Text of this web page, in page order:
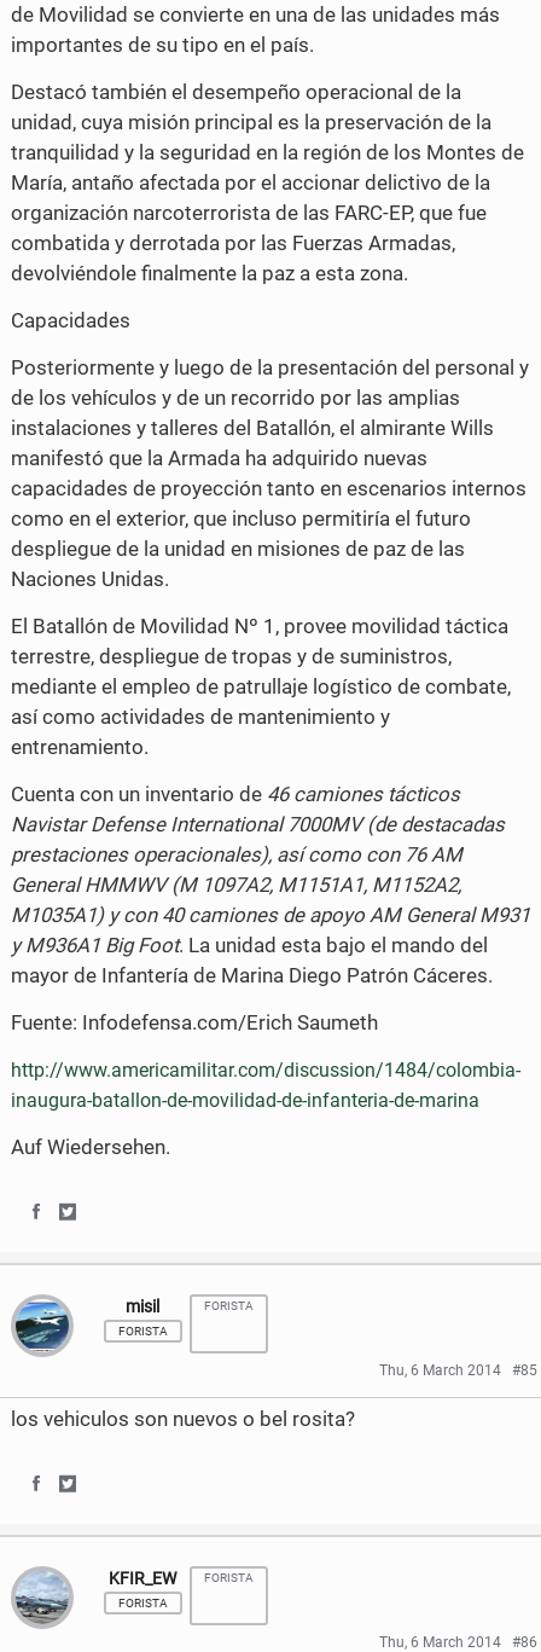
de Movilidad se convierte en una de las unidades más
importantes de su tipo en el país.
Destacó también el desempeño operacional de la
unidad, cuya misión principal es la preservación de la
tranquilidad y la seguridad en la región de los Montes de
María, antaño afectada por el accionar delictivo de la
organización narcoterrorista de las FARC-EP, que fue
combatida y derrotada por las Fuerzas Armadas,
devolviéndole finalmente la paz a esta zona.
Capacidades
Posteriormente y luego de la presentación del personal y
de los vehículos y de un recorrido por las amplias
instalaciones y talleres del Batallón, el almirante Wills
manifestó que la Armada ha adquirido nuevas
capacidades de proyección tanto en escenarios internos
como en el exterior, que incluso permitiría el futuro
despliegue de la unidad en misiones de paz de las
Naciones Unidas.
El Batallón de Movilidad Nº 1, provee movilidad táctica
terrestre, despliegue de tropas y de suministros,
mediante el empleo de patrullaje logístico de combate,
así como actividades de mantenimiento y
entrenamiento.
Cuenta con un inventario de 46 camiones tácticos
Navistar Defense International 7000MV (de destacadas
prestaciones operacionales), así como con 76 AM
General HMMWV (M 1097A2, M1151A1, M1152A2,
M1035A1) y con 40 camiones de apoyo AM General M931
y M936A1 Big Foot. La unidad esta bajo el mando del
mayor de Infantería de Marina Diego Patrón Cáceres.
Fuente: Infodefensa.com/Erich Saumeth
http://www.americamilitar.com/discussion/1484/colombia-
inaugura-batallon-de-movilidad-de-infanteria-de-marina
Auf Wiedersehen.
a
r
e
n
a
c
a
r
e
n
w
i
misil
FORISTA
FORISTA
Thu, 6 March 2014 #85
los vehiculos son nuevos o bel rosita?
h
a
r
h
a
r
KFIR_EW
FORISTA
FORISTA
Thu, 6 March 2014 #86